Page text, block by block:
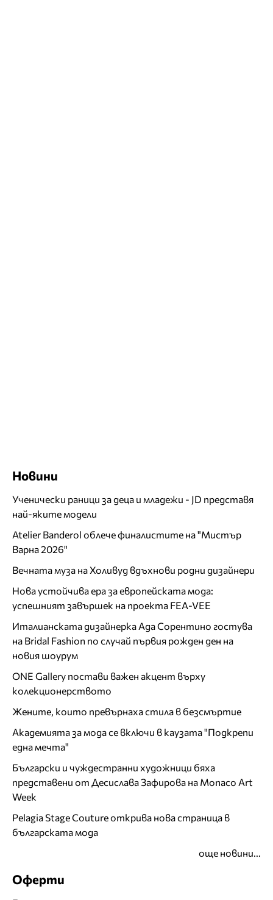
Новини
Ученически раници за деца и младежи - JD представя
най-яките модели
Atelier Banderol облече финалистите на "Мистър
Варна 2026"
Вечната муза на Холивуд вдъхнови родни дизайнери
Нова устойчива ера за европейската мода:
успешният завършек на проекта FEA-VEE
Италианската дизайнерка Ада Сорентино гостува
на Bridal Fashion по случай първия рожден ден на
новия шоурум
ONE Gallery постави важен акцент върху
колекционерството
Жените, които превърнаха стила в безсмъртие
Академията за мода се включи в каузата "Подкрепи
една мечта"
Български и чуждестранни художници бяха
представени от Десислава Зафирова на Monaco Art
Week
Pelagia Stage Couture открива нова страница в
българската мода
още новини...
Оферти